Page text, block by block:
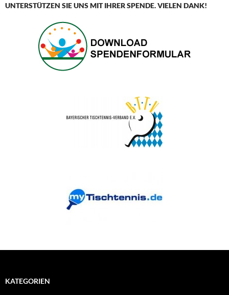
UNTERSTÜTZEN SIE UNS MIT IHRER SPENDE. VIELEN DANK!
KATEGORIEN